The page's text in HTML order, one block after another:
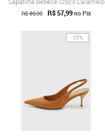
R$ 89,99 R$ 57,99 no Pix
-33%